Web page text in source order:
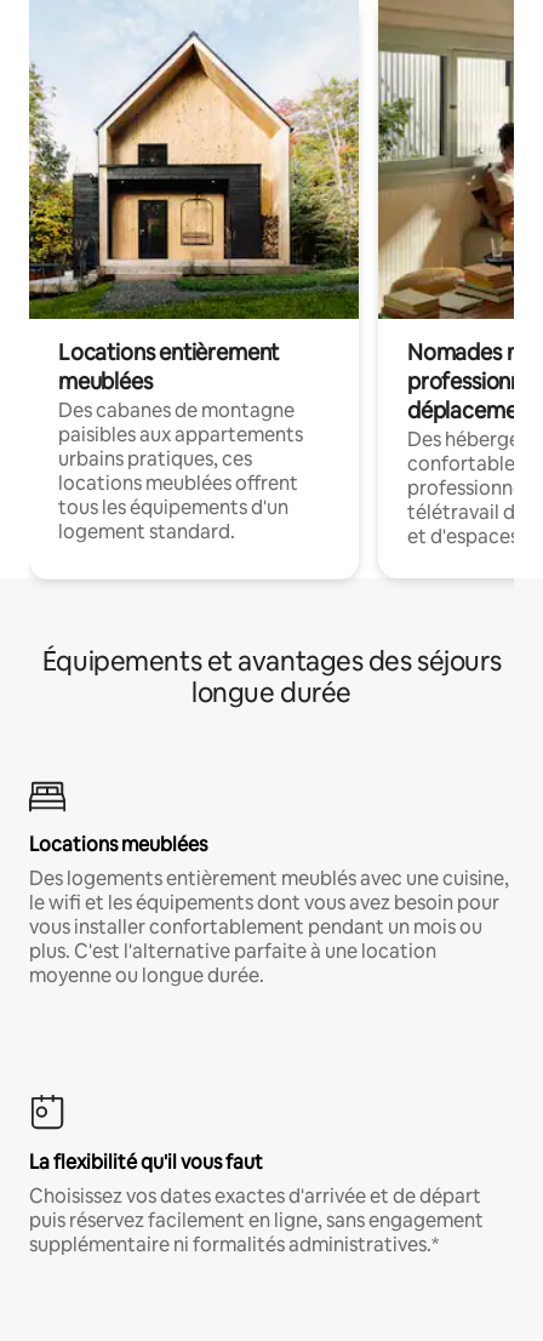
Locations entièrement
meublées
Des cabanes de montagne
paisibles aux appartements
urbains pratiques, ces
locations meublées offrent
tous les équipements d'un
logement standard.
Nomades
déplacement
Des
confortables
professionnels
télétravail
et d'espaces
Équipements et avantages des séjours
longue durée
Locations meublées
Des logements entièrement meublés avec une cuisine,
le wifi et les équipements dont vous avez besoin pour
vous installer confortablement pendant un mois ou
plus. C'est l'alternative parfaite à une location
moyenne ou longue durée.
La flexibilité qu'il vous faut
Choisissez vos dates exactes d'arrivée et de départ
puis réservez facilement en ligne, sans engagement
supplémentaire ni formalités administratives.*